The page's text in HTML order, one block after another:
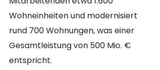
Wohneinheiten und modernisiert
rund 700 Wohnungen, was einer
Gesamtleistung von 500 Mio. €
entspricht.